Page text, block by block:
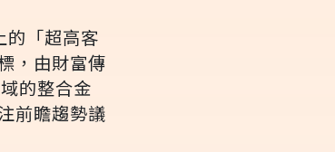
的「超高客
，由財富傳
的整合金
前瞻趨勢議